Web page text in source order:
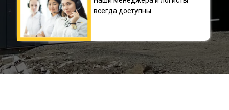
всегда доступны